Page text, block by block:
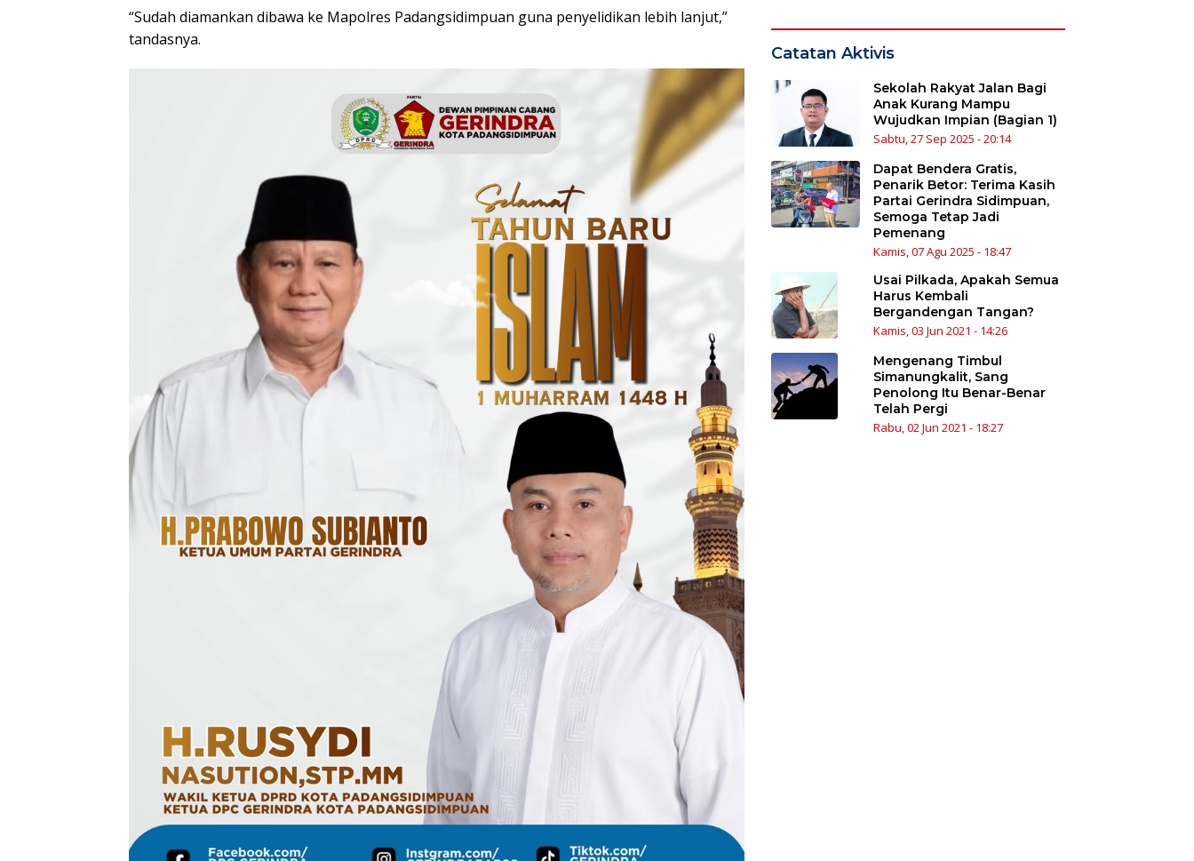
“Sudah diamankan dibawa ke Mapolres Padangsidimpuan guna penyelidikan lebih lanjut,”
tandasnya.
Catatan Aktivis
Sekolah Rakyat Jalan Bagi
Anak Kurang Mampu
Wujudkan Impian (Bagian 1)
Sabtu, 27 Sep 2025 - 20:14
Dapat Bendera Gratis,
Penarik Betor: Terima Kasih
Partai Gerindra Sidimpuan,
Semoga Tetap Jadi
Pemenang
Kamis, 07 Agu 2025 - 18:47
Usai Pilkada, Apakah Semua
Harus Kembali
Bergandengan Tangan?
Kamis, 03 Jun 2021 - 14:26
Mengenang Timbul
Simanungkalit, Sang
Penolong Itu Benar-Benar
Telah Pergi
Rabu, 02 Jun 2021 - 18:27